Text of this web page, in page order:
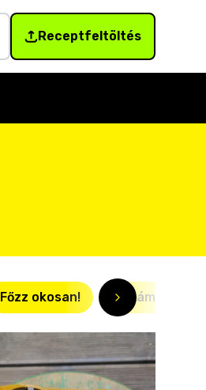
Receptfeltöltés
Főzz okosan! Villámgyors